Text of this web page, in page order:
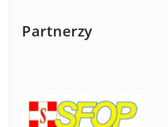
Partnerzy